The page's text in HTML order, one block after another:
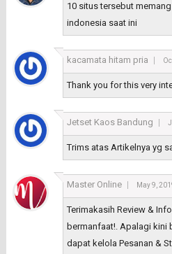
10 situs tersebut
indonesia saat ini
kacamata hitam pria
Thank you for this very
Jetset Kaos Bandung
Trims atas Artikelnya yg
Master Online May 9,
Terimakasih Review &
bermanfaat!. Apalagi kini
dapat kelola Pesanan &